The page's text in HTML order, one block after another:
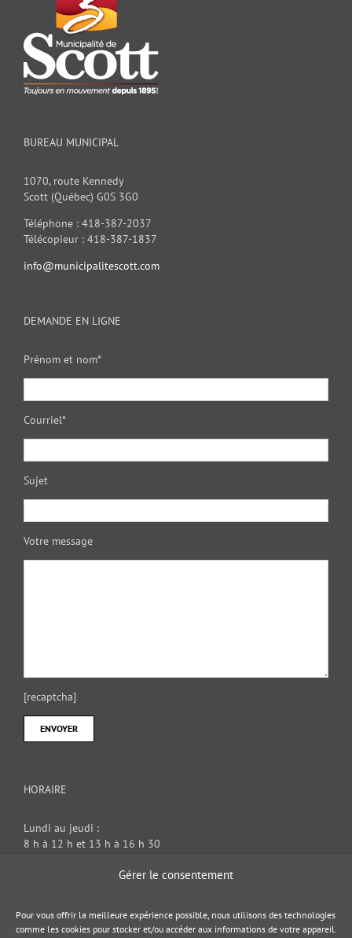
Gérer le consentement
Pour vous offrir la meilleure expérience possible, nous utilisons des technologies
comme les cookies pour stocker et/ou accéder aux informations de votre appareil.
BUREAU MUNICIPAL
1070, route Kennedy
Scott (Québec) G0S 3G0
Téléphone : 418-387-2037
Télécopieur : 418-387-1837
info@municipalitescott.com
DEMANDE EN LIGNE
Prénom et nom*
Courriel*
Sujet
Votre message
[recaptcha]
HORAIRE
Lundi au jeudi :
8 h à 12 h et 13 h à 16 h 30
DOCUMENT JURIDIQUE